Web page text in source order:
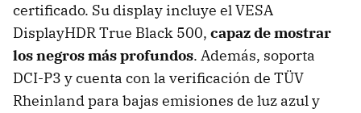
certificado. Su display incluye el VESA
DisplayHDR True Black 500, capaz de mostrar
los negros más profundos. Además, soporta
DCI-P3 y cuenta con la verificación de TÜV
Rheinland para bajas emisiones de luz azul y